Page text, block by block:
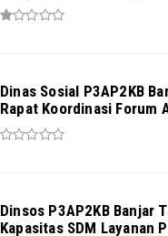
Dinas Sosial P3AP2KB
Rapat Koordinasi Forum
Dinsos P3AP2KB Banjar
Kapasitas SDM Layanan